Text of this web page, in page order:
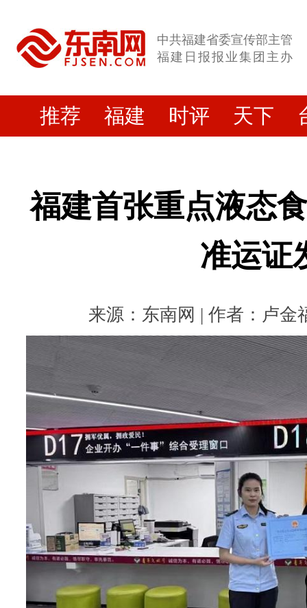
中共福建省委宣传部主管
福建日报报业集团主办
推荐 福建 时评 天下
福建首张重点液态
准运证
来源：东南网 | 作者：卢金